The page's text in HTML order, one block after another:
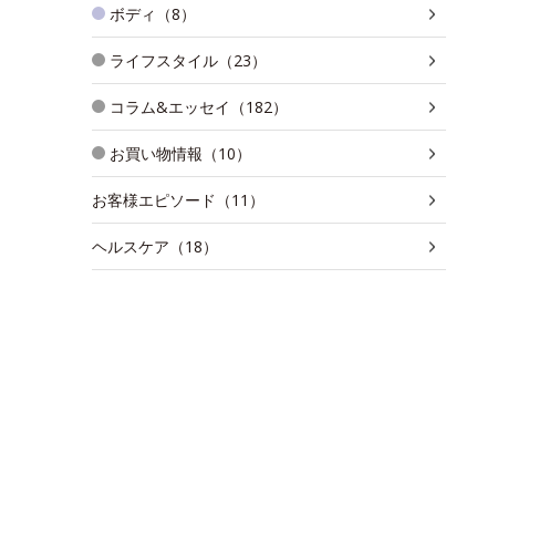
ボディ（8）
ライフスタイル（23）
コラム&エッセイ（182）
お買い物情報（10）
お客様エピソード（11）
ヘルスケア（18）